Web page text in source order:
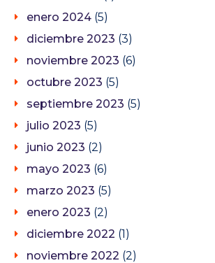
enero 2024 (5)
diciembre 2023 (3)
noviembre 2023 (6)
octubre 2023 (5)
septiembre 2023 (5)
julio 2023 (5)
junio 2023 (2)
mayo 2023 (6)
marzo 2023 (5)
enero 2023 (2)
diciembre 2022 (1)
noviembre 2022 (2)